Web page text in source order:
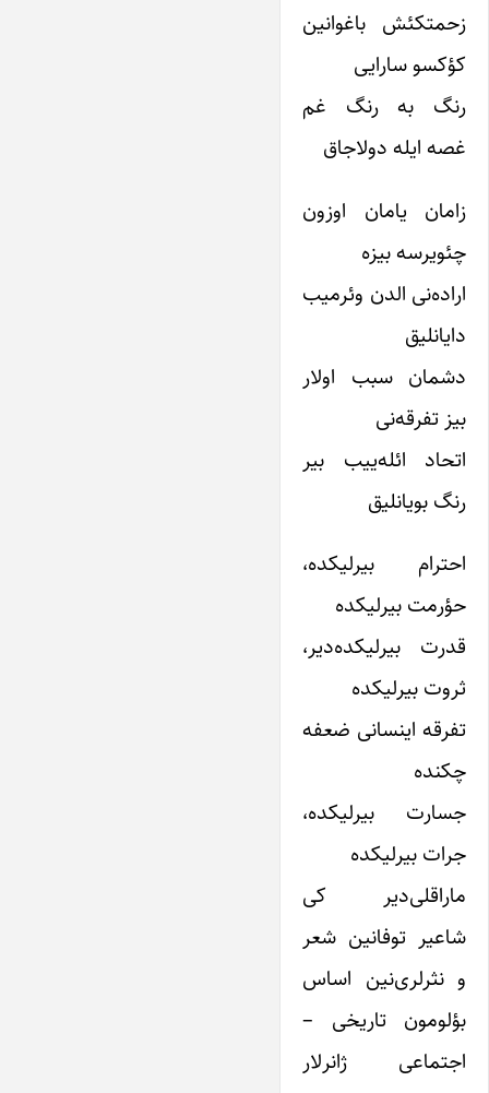
زحمتکئش باغوانین
کؤکسو سارایی
رنگ به رنگ غم
غصه ایله دولاجاق
زامان یامان اوزون
چئویرسه بیزه
اراده‌نی الدن وئرمیب
دایانلیق
دشمان سبب اولار
بیز تفرقه‌نی
اتحاد ائله‌ییب بیر
رنگ بویانلیق
احترام بیرلیکده،
حؤرمت بیرلیکده
قدرت بیرلیکده‌دیر،
ثروت بیرلیکده
تفرقه اینسانی ضعفه
چکنده
جسارت بیرلیکده،
جرات بیرلیکده
ماراقلی‌دیر کی
شاعیر توفانین شعر
و نثرلری‌نین اساس
بؤلومون تاریخی –
اجتماعی ژانرلار